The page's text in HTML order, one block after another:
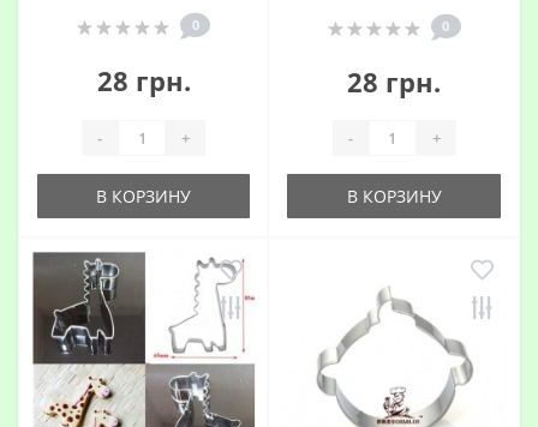
0
28 грн.
- +
В КОРЗИНУ
0
28 грн.
- +
В КОРЗИНУ